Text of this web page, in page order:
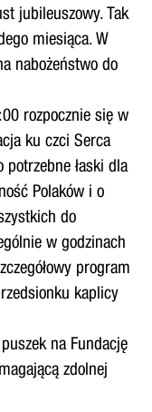
jubileuszowy. Tak
miesiąca. W
nabożeństwo do
rozpocznie się w
ku czci Serca
potrzebne łaski dla
Polaków i o
do
w godzinach
program
kaplicy
na Fundację
zdolnej